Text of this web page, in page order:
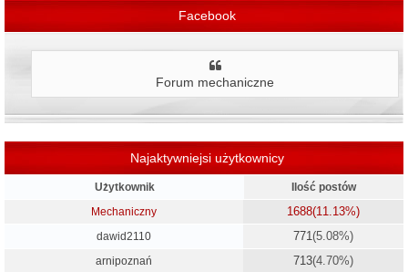
Facebook
Forum mechaniczne
Najaktywniejsi użytkownicy
Użytkownik
Ilość postów
Mechaniczny
1688(11.13%)
dawid2110 771(5.08%)
arnipoznań 713(4.70%)